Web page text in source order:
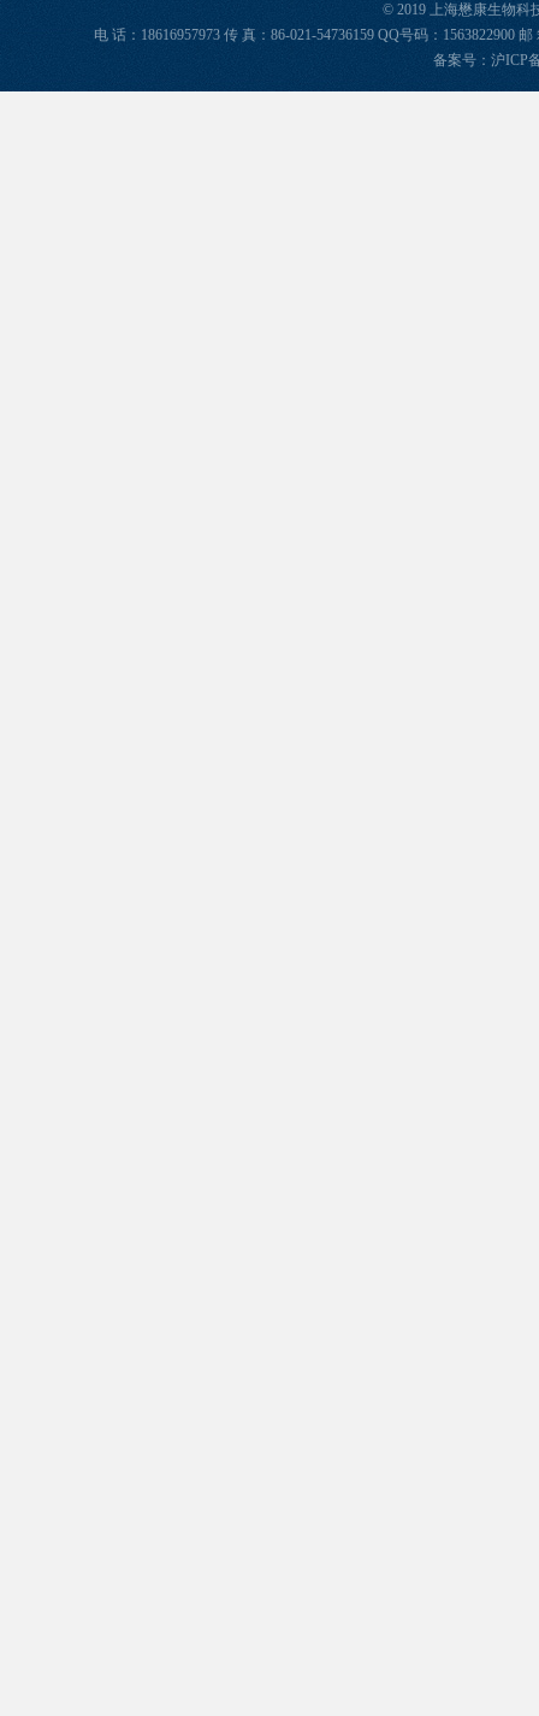
© 2019 上海懋康生物科
电 话：18616957973 传 真：86-021-54736159 QQ号码：1563822900
备案号： 沪ICP